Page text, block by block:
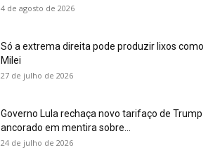
4 de agosto de 2026
Só a extrema direita pode produzir lixos como
Milei
27 de julho de 2026
Governo Lula rechaça novo tarifaço de Trump
ancorado em mentira sobre...
24 de julho de 2026